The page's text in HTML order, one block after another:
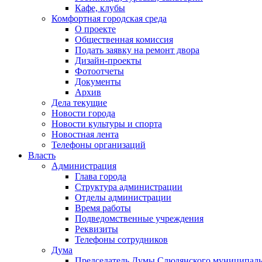
Кафе, клубы
Комфортная городская среда
О проекте
Общественная комиссия
Подать заявку на ремонт двора
Дизайн-проекты
Фотоотчеты
Документы
Архив
Дела текущие
Новости города
Новости культуры и спорта
Новостная лента
Телефоны организаций
Власть
Администрация
Глава города
Структура администрации
Отделы администрации
Время работы
Подведомственные учреждения
Реквизиты
Телефоны сотрудников
Дума